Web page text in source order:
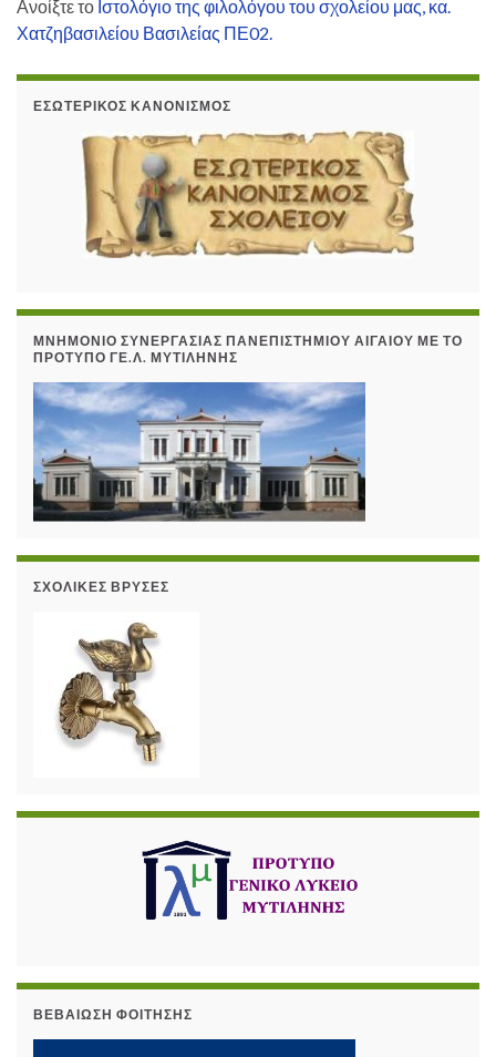
Ανοίξτε το Ιστολόγιο της φιλολόγου του σχολείου μας, κα.
Χατζηβασιλείου Βασιλείας ΠΕ02.
ΕΣΩΤΕΡΙΚΌΣ ΚΑΝΟΝΙΣΜΌΣ
ΜΝΗΜΌΝΙΟ ΣΥΝΕΡΓΑΣΊΑΣ ΠΑΝΕΠΙΣΤΗΜΊΟΥ ΑΙΓΑΊΟΥ ΜΕ ΤΟ
ΠΡΌΤΥΠΟ ΓΕ.Λ. ΜΥΤΙΛΉΝΗΣ
ΣΧΟΛΙΚΈΣ ΒΡΎΣΕΣ
ΒΕΒΑΊΩΣΗ ΦΟΊΤΗΣΗΣ